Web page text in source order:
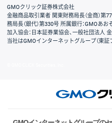
GMOクリック証券株式会社
金融商品取引業者 関東財務局長（金商）
務局長（銀代）第330号 所属銀行：GMOあ
加入協会：日本証券業協会、一般社団法人
当社はGMOインターネットグループ（東証